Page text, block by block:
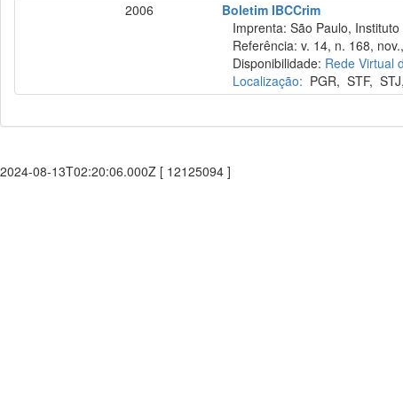
2006
Boletim IBCCrim
Imprenta: São Paulo,
Referência: v. 14, n. 168,
Disponibilidade: Rede Virtual
Localização: PGR,STF,STJ
2024-08-13T02:20:06.000Z [ 12125094 ]